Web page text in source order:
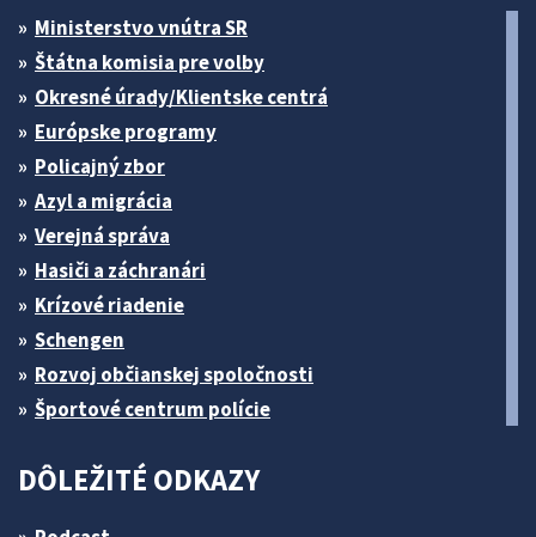
Ministerstvo vnútra SR
Štátna komisia pre volby
Okresné úrady/Klientske centrá
Európske programy
Policajný zbor
Azyl a migrácia
Verejná správa
Hasiči a záchranári
Krízové riadenie
Schengen
Rozvoj občianskej spoločnosti
Športové centrum polície
DÔLEŽITÉ ODKAZY